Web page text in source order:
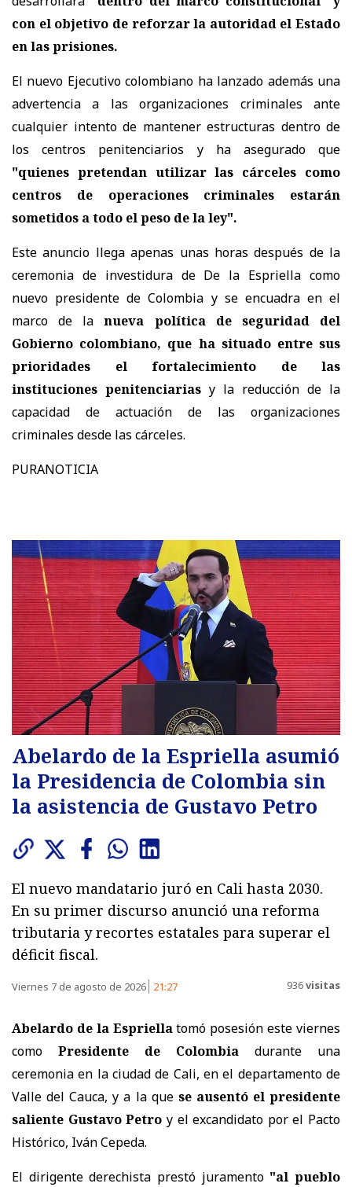
con el objetivo de reforzar la autoridad el Estado
en las prisiones.
El nuevo Ejecutivo colombiano ha lanzado además una
advertencia a las organizaciones criminales ante
cualquier intento de mantener estructuras dentro de
los centros penitenciarios y ha asegurado que
"quienes pretendan utilizar las cárceles como
centros de operaciones criminales estarán
sometidos a todo el peso de la ley".
Este anuncio llega apenas unas horas después de la
ceremonia de investidura de De la Espriella como
nuevo presidente de Colombia y se encuadra en el
marco de lanueva política de seguridad del
Gobierno colombiano, que ha situado entre sus
prioridades el fortalecimiento de las
instituciones penitenciarias y la reducción de la
capacidad de actuación de las organizaciones
criminales desde las cárceles.
PURANOTICIA
Abelardo de la Espriella asumió
la Presidencia de Colombia sin
la asistencia de Gustavo Petro
El nuevo mandatario juró en Cali hasta 2030.
En su primer discurso anunció una reforma
tributaria y recortes estatales para superar el
déficit fiscal.
Viernes 7 de agosto de 2026 21:27 936visitas
Abelardo de la Espriellatomó posesión este viernes
como Presidente de Colombia durante una
ceremonia en la ciudad de Cali, en el departamento de
Valle del Cauca, y a la que se ausentó el presidente
saliente Gustavo Petro y el excandidato por el Pacto
Histórico, Iván Cepeda.
El dirigente derechista prestó juramento "al pueblo